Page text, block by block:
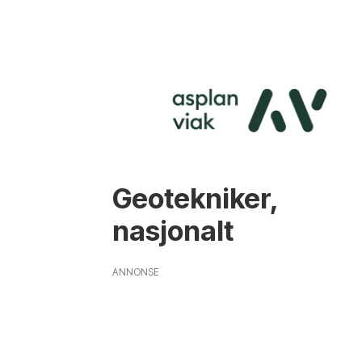
Geotekniker,
nasjonalt
ANNONSE